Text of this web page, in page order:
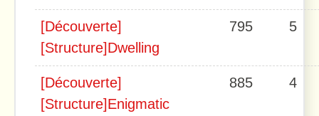
[Découverte]
[Structure]Dwelling
795 5
[Découverte]
[Structure]Enigmatic
885 4